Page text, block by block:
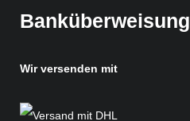
Banküberweisung
Wir versenden mit